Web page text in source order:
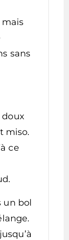
mais
sans
doux
miso.
ce
un bol